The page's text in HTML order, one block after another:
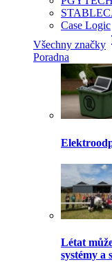
Case Logic
Všechny značky
Poradna
Létat
systémy a